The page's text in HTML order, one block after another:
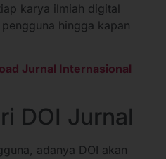
karya ilmiah digital
hingga kapan
Jurnal Internasional
DOI Jurnal
adanya DOI akan